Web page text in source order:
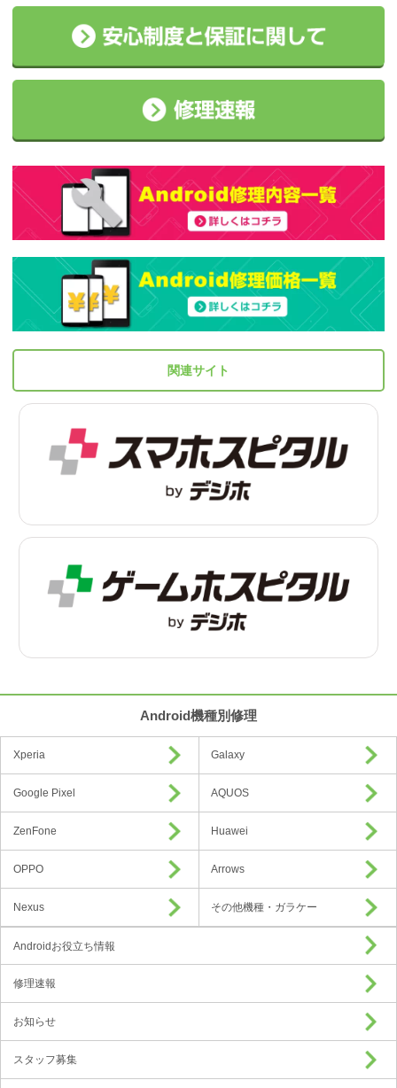
関連サイト
Android機種別修理
Xperia Galaxy
Google Pixel AQUOS
ZenFone Huawei
OPPO Arrows
Nexus その他機種・ガラケー
Androidお役立ち情報
修理速報
お知らせ
スタッフ募集